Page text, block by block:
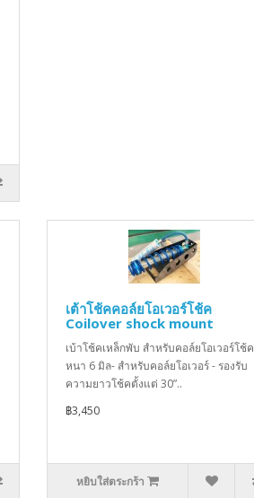
เต้าโช้คคอล์ยโอเวอร์โช้ค
Coilover shock mount
เบ้าโช้คเหล็กพับ สำหรับคอล์ยโอเวอร์โช้ค
หนา 6 มิล- สำหรับคอล์ยโอเวอร์ - รองรับ
ความยาวโช้คตั้งแต่ 30”..
฿3,450
หยิบใส่ตระกร้า